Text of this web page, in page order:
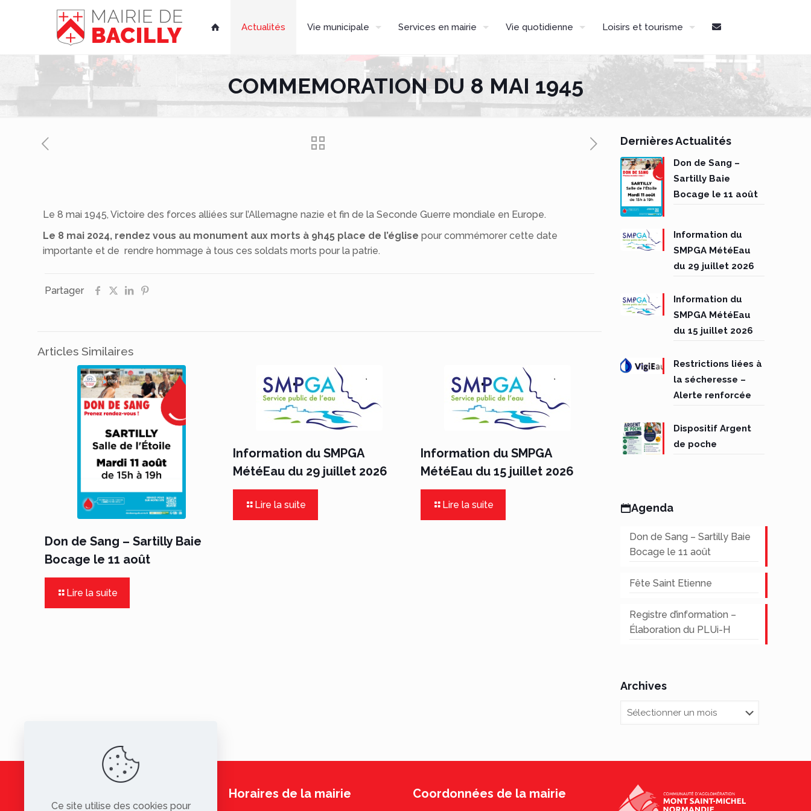
 Actualités Vie municipale Services en mairie Vie quotidienne Loisirs et tourisme
COMMEMORATION DU 8 MAI 1945
Le 8 mai 1945, Victoire des forces alliées sur l’Allemagne nazie et fin de la Seconde Guerre mondiale en Europe.
Le 8 mai 2024, rendez vous au monument aux morts à 9h45 place de l’église pour commémorer cette date
importante et de rendre hommage à tous ces soldats morts pour la patrie.
Partager
Articles Similaires
Don de Sang – Sartilly Baie
Bocage le 11 août
Lire la suite
Information du SMPGA
MétéEau du 29 juillet 2026
Lire la suite
Information du SMPGA
MétéEau du 15 juillet 2026
Lire la suite
Dernières Actualités
Don de Sang –
Sartilly Baie
Bocage le 11 août
Information du
SMPGA MétéEau
du 29 juillet 2026
Information du
SMPGA MétéEau
du 15 juillet 2026
Restrictions liées à
la sécheresse –
Alerte renforcée
Dispositif Argent
de poche
Agenda
Don de Sang – Sartilly Baie
Bocage le 11 août
Fête Saint Etienne
Registre d’information –
Élaboration du PLUi-H
Archives
Archives
Horaires de la mairie Coordonnées de la mairie
Ce site utilise des cookies pour